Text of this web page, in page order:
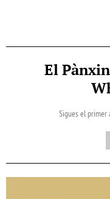
El
Sigues el primer